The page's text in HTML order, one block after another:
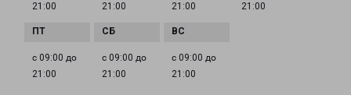
21:00
21:00
21:00
21:00
с 09:00 до
21:00
с 09:00 до
21:00
с 09:00 до
21:00